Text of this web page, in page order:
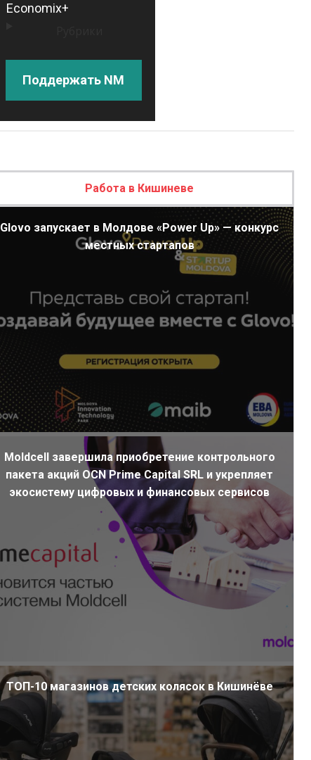
Economix+
Поддержать NM
Работа в Кишиневе
Glovo запускает в Молдове «Power Up» — конкурс
местных стартапов
Moldcell завершила приобретение контрольного
пакета акций OCN Prime Capital SRL и укрепляет
экосистему цифровых и финансовых сервисов
ТОП-10 магазинов детских колясок в Кишинёве